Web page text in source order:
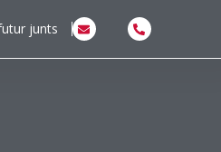
junts